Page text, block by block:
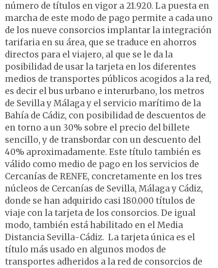
número de títulos en vigor a 21.920. La puesta en
marcha de este modo de pago permite a cada uno
de los nueve consorcios implantar la integración
tarifaria en su área, que se traduce en ahorros
directos para el viajero, al que se le da la
posibilidad de usar la tarjeta en los diferentes
medios de transportes públicos acogidos a la red,
es decir el bus urbano e interurbano, los metros
de Sevilla y Málaga y el servicio marítimo de la
Bahía de Cádiz, con posibilidad de descuentos de
en torno a un 30% sobre el precio del billete
sencillo, y de transbordar con un descuento del
40% aproximadamente. Este título también es
válido como medio de pago en los servicios de
Cercanías de RENFE, concretamente en los tres
núcleos de Cercanías de Sevilla, Málaga y Cádiz,
donde se han adquirido casi 180.000 títulos de
viaje con la tarjeta de los consorcios. De igual
modo, también está habilitado en el Media
Distancia Sevilla-Cádiz. La tarjeta única es el
título más usado en algunos modos de
transportes adheridos a la red de consorcios de